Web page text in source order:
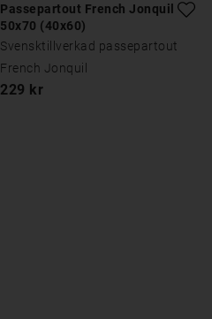
Passepartout French Jonquil
50x70 (40x60)
Svensktillverkad passepartout
French Jonquil
229 kr